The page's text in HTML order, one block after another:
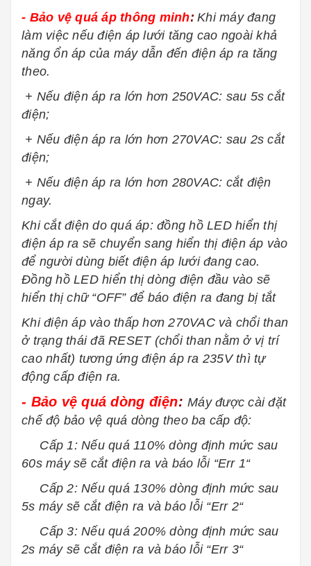
- Bảo vệ quá áp thông minh: Khi máy đang
làm việc nếu điện áp lưới tăng cao ngoài khả
năng ổn áp của máy dẫn đến điện áp ra tăng
theo.
+ Nếu điện áp ra lớn hơn 250VAC: sau 5s cắt
điện;
+ Nếu điện áp ra lớn hơn 270VAC: sau 2s cắt
điện;
+ Nếu điện áp ra lớn hơn 280VAC: cắt điện
ngay.
Khi cắt điện do quá áp: đồng hồ LED hiển thị
điện áp ra sẽ chuyển sang hiển thị điện áp vào
để người dùng biết điện áp lưới đang cao.
Đồng hồ LED hiển thị dòng điện đầu vào sẽ
hiển thị chữ “OFF” để báo điện ra đang bị tắt
Khi điện áp vào thấp hơn 270VAC và chổi than
ở trạng thái đã RESET (chổi than nằm ở vị trí
cao nhất) tương ứng điện áp ra 235V thì tự
động cấp điện ra.
- Bảo vệ quá dòng điện: Máy được cài đặt
chế độ bảo vệ quá dòng theo ba cấp độ:
Cấp 1: Nếu quá 110% dòng định mức sau
60s máy sẽ cắt điện ra và báo lỗi “Err 1“
Cấp 2: Nếu quá 130% dòng định mức sau
5s máy sẽ cắt điện ra và báo lỗi “Err 2“
Cấp 3: Nếu quá 200% dòng định mức sau
2s máy sẽ cắt điện ra và báo lỗi “Err 3“